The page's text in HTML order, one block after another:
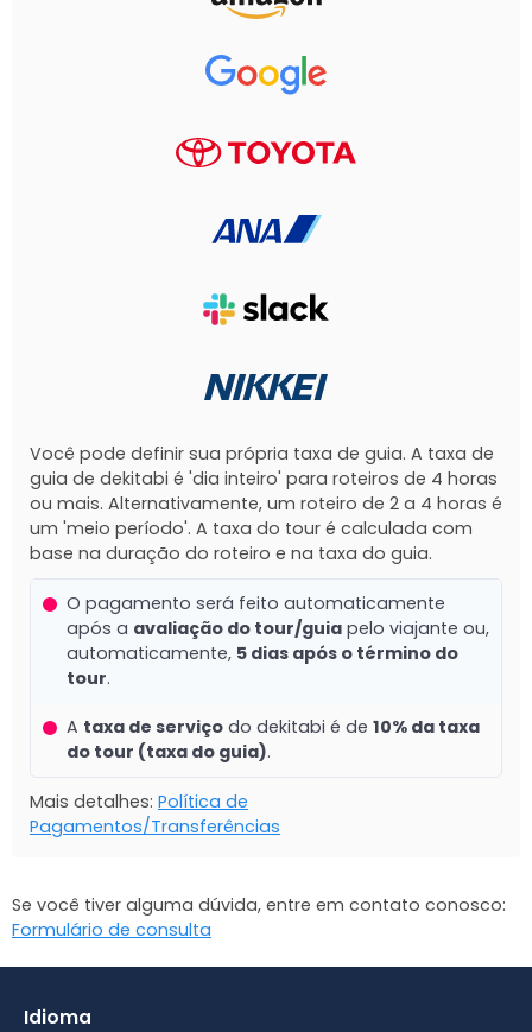
Você pode definir sua própria taxa de guia. A taxa de
guia de dekitabi é 'dia inteiro' para roteiros de 4 horas
ou mais. Alternativamente, um roteiro de 2 a 4 horas é
um 'meio período'. A taxa do tour é calculada com
base na duração do roteiro e na taxa do guia.
O pagamento será feito automaticamente
após a avaliação do tour/guia pelo viajante ou,
automaticamente, 5 dias após o término do
tour.
A taxa de serviço do dekitabi é de 10% da taxa
do tour (taxa do guia).
Mais detalhes: Política de
Pagamentos/Transferências
Se você tiver alguma dúvida, entre em contato conosco:
Formulário de consulta
Idioma